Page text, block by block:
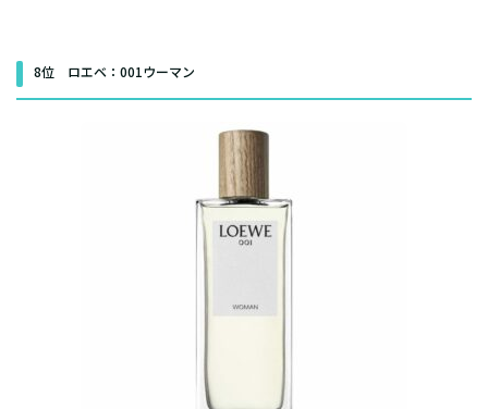
8位 ロエベ：001ウーマン